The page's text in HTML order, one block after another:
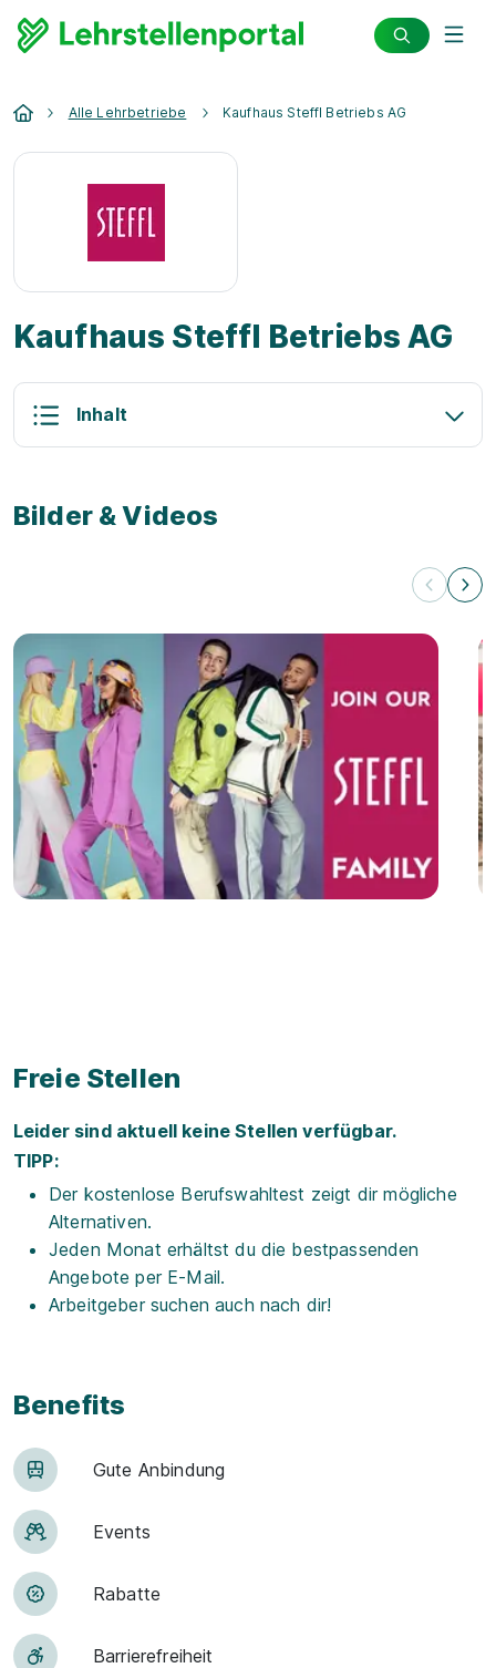
Alle Lehrbetriebe Kaufhaus Steffl Betriebs AG
Kaufhaus Steffl Betriebs AG
Inhalt
Bilder & Videos
Freie Stellen
Leider sind aktuell keine Stellen verfügbar.
TIPP:
Der kostenlose Berufswahltest zeigt dir mögliche
Alternativen.
Jeden Monat erhältst du die bestpassenden
Angebote per E-Mail.
Arbeitgeber suchen auch nach dir!
Benefits
Gute An­bin­dung
Events
Rabatte
Barriere­frei­heit